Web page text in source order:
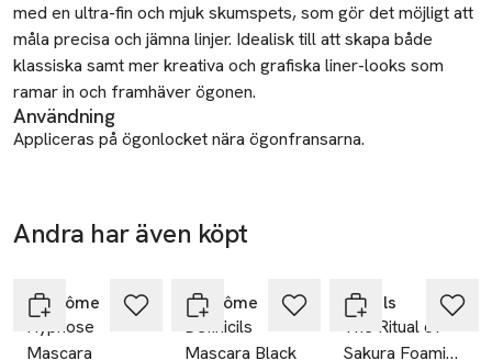
med en ultra-fin och mjuk skumspets, som gör det möjligt att
måla precisa och jämna linjer. Idealisk till att skapa både
klassiska samt mer kreativa och grafiska liner-looks som
ramar in och framhäver ögonen.
Användning
Appliceras på ögonlocket nära ögonfransarna.
14
rue Royale
Andra har även köpt
Lancôme
Hypnose
Mascara
Lancôme
Definicils
Mascara Black
Rituals
The Ritual of
Sakura Foaming